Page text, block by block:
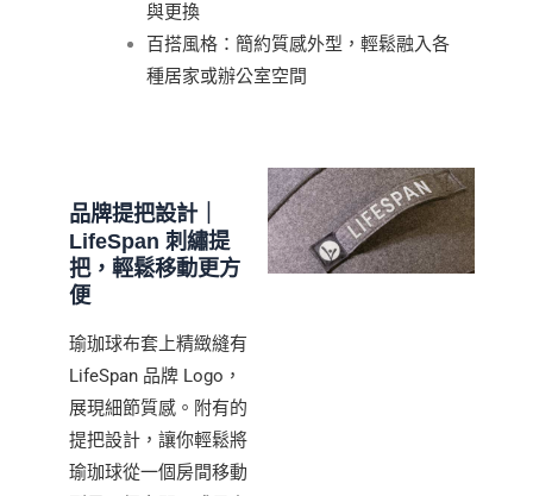
與更換
百搭風格：簡約質感外型，輕鬆融入各
種居家或辦公室空間
品牌提把設計｜
LifeSpan 刺繡提
把，輕鬆移動更方
便
瑜珈球布套上精緻縫有
LifeSpan 品牌 Logo，
展現細節質感。附有的
提把設計，讓你輕鬆將
瑜珈球從一個房間移動